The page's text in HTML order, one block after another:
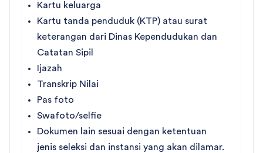
Kartu keluarga
Kartu tanda penduduk (KTP) atau surat
keterangan dari Dinas Kependudukan dan
Catatan Sipil
Ijazah
Transkrip Nilai
Pas foto
Swafoto/selfie
Dokumen lain sesuai dengan ketentuan
jenis seleksi dan instansi yang akan dilamar.